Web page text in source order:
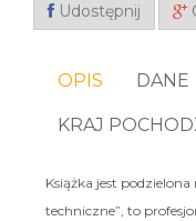
Udostępnij
OPIS DANE
KRAJ
Książka jest
techniczne”, to